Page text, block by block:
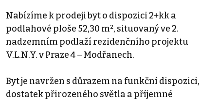
Nabízíme k prodeji byt o dispozici 2+kk a
podlahové ploše 52,30 m², situovaný ve 2.
nadzemním podlaží rezidenčního projektu
V.L.N.Y. v Praze 4 – Modřanech.
Byt je navržen s důrazem na funkční dispozici,
dostatek přirozeného světla a příjemné